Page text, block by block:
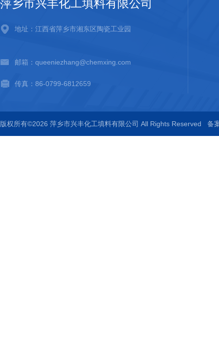
萍乡市兴丰化工填料有限公司
地址：江西省萍乡市湘东区陶瓷工业园
邮箱：queeniezhang@chemxing.com
传真：86-0799-6812659
版权所有©2026 萍乡市兴丰化工填料有限公司 All Rights Reserved 备